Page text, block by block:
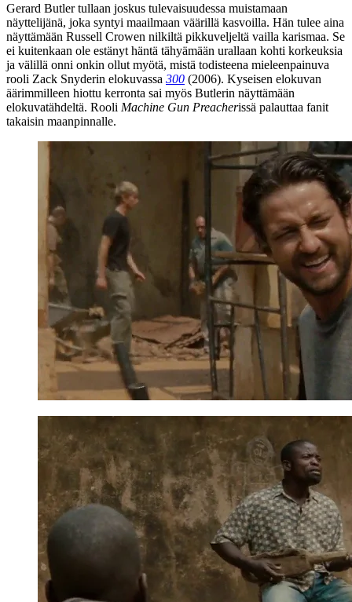
Gerard Butlertullaan joskus tulevaisuudessa muistamaan
näyttelijänä, joka syntyi maailmaan väärillä kasvoilla. Hän tulee aina
näyttämään Russell Crowen nilkiltä pikkuveljeltä vailla karismaa. Se
ei kuitenkaan ole estänyt häntä tähyämään urallaan kohti korkeuksia
ja välillä onni onkin ollut myötä, mistä todisteena mieleenpainuva
rooli Zack Snyderin elokuvassa 300 (2006). Kyseisen elokuvan
äärimmilleen hiottu kerronta sai myös Butlerin näyttämään
elokuvatähdeltä. Rooli Machine Gun Preacherissä palauttaa fanit
takaisin maanpinnalle.